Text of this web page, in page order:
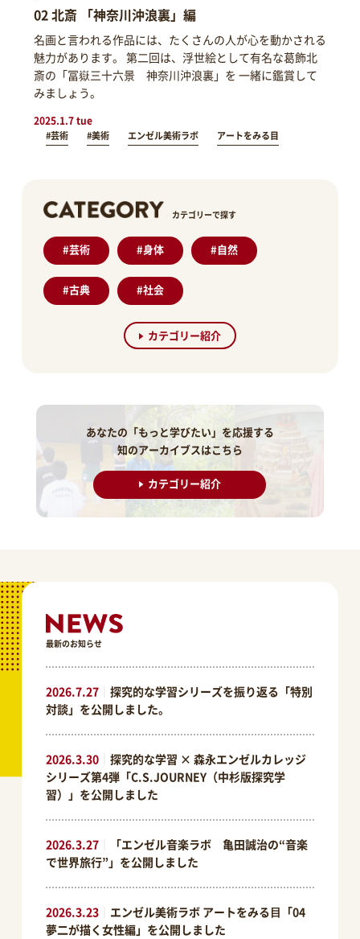
02 北斎 「神奈川沖浪裏」編
名画と言われる作品には、たくさんの人が心を動かされる
魅力があります。 第二回は、浮世絵として有名な葛飾北
斎の「冨嶽三十六景 神奈川沖浪裏」を 一緒に鑑賞して
みましょう。
2025.1.7 tue
#芸術 #美術 エンゼル美術ラボ アートをみる目
カテゴリーで探す
カテゴリー紹介
#芸術 #身体 #自然
#古典 #社会
あなたの「もっと学びたい」を応援する
知のアーカイブスはこちら
カテゴリー紹介
最新のお知らせ
2026.7.27｜ 探究的な学習シリーズを振り返る「特別
対談」を公開しました。
2026.3.30｜ 探究的な学習 × 森永エンゼルカレッジ
シリーズ第4弾「C.S.JOURNEY（中杉版探究学
習）」を公開しました
2026.3.27｜
「エンゼル音楽ラボ 亀田誠治の“音楽
で世界旅行”」を公開しました
2026.3.23｜ エンゼル美術ラボ アートをみる⽬「04
夢二が描く女性編」を公開しました